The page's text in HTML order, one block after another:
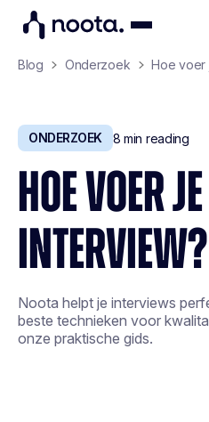
Blog Onderzoek Hoe voer
ONDERZOEK 8 min reading
HOE VOER
INTERVIEW?
Noota helpt je interviews
beste technieken voor
onze praktische gids.